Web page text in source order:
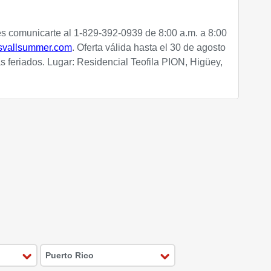
comunicarte al 1-829-392-0939 de 8:00 a.m. a 8:00
. Oferta válida hasta el 30 de agosto
feriados. Lugar: Residencial Teofila PION, Higüey,